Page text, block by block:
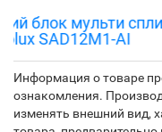
Канальный
A/SAU48U5-A-
Информация о товаре
ознакомления.
изменять внешний вид,